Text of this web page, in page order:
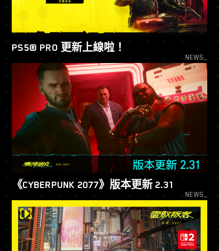
PS5® PRO 更新上線啦！
NEWS_
《CYBER​​PUNK 2077》版本更新 2.31
NEWS_